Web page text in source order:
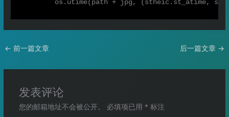
← 前一篇文章 后一篇文章 →
发表评论
您的邮箱地址不会被公开。 必填项已用 * 标注